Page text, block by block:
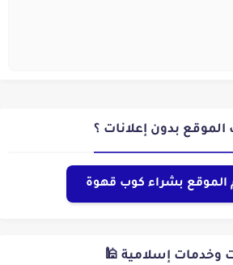
الموقع بدون إعلانات ؟
الموقع بشراء كوب قهوة
وخدمات إسلامية 🕌